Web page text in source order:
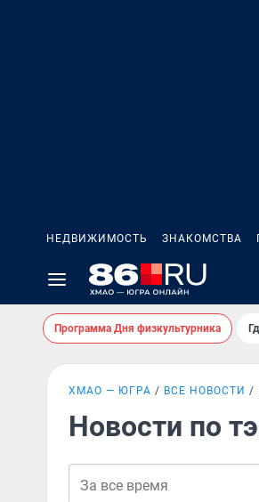
НЕДВИЖИМОСТЬ ЗНАКОМСТВА
Программа Дня физкультурника
ХМАО — ЮГРА ВСЕ НОВОСТИ
Новости по